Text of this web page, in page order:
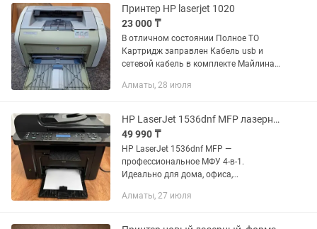
Принтер HP laserjet 1020
23 000 ₸
В отличном состоянии Полное ТО
Картридж заправлен Кабель usb и
сетевой кабель в комплекте Майлина
комплектующие С 10 до 17
Алматы, 28 июля
HP LaserJet 1536dnf MFP лазерное многофункциональное МФУ принтер
49 990 ₸
HP LaserJet 1536dnf MFP —
профессиональное МФУ 4-в-1.
Идеально для дома, офиса,
устройства: - Лазерная ч/б печать —
сканирование,...
Алматы, 27 июля